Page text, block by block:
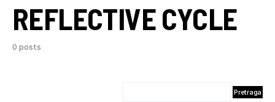
REFLECTIVE CYCLE
0 posts